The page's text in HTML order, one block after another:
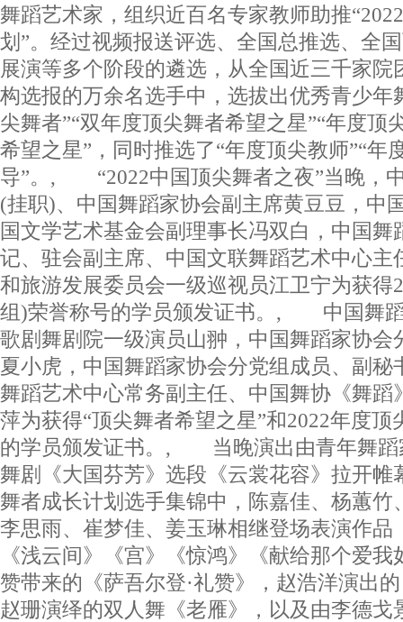
舞蹈艺术家，组织近百名专家教师助推
划”。经过视频报送评选、全国总推选、全
展演等多个阶段的遴选，从全国近三千家院
构选报的万余名选手中，选拔出优秀青少年
尖舞者”“双年度顶尖舞者希望之星”“年度顶
希望之星”，同时推选了“年度顶尖教师”“年
导”。, “2022中国顶尖舞者之夜”当晚，
(挂职)、中国舞蹈家协会副主席黄豆豆，中
国文学艺术基金会副理事长冯双白，中国舞
记、驻会副主席、中国文联舞蹈艺术中心主
和旅游发展委员会一级巡视员江卫宁为获得
组)荣誉称号的学员颁发证书。, 中国舞蹈
歌剧舞剧院一级演员山翀，中国舞蹈家协会
夏小虎，中国舞蹈家协会分党组成员、副秘
舞蹈艺术中心常务副主任、中国舞协《舞蹈
萍为获得“顶尖舞者希望之星”和2022年度
的学员颁发证书。, 当晚演出由青年舞蹈
舞剧《大国芬芳》选段《云裳花容》拉开帷
舞者成长计划选手集锦中，陈嘉佳、杨蕙竹
李思雨、崔梦佳、姜玉琳相继登场表演作品
《浅云间》《宫》《惊鸿》《献给那个爱
赞带来的《萨吾尔登·礼赞》，赵浩洋演出
赵珊演绎的双人舞《老雁》，以及由李德戈